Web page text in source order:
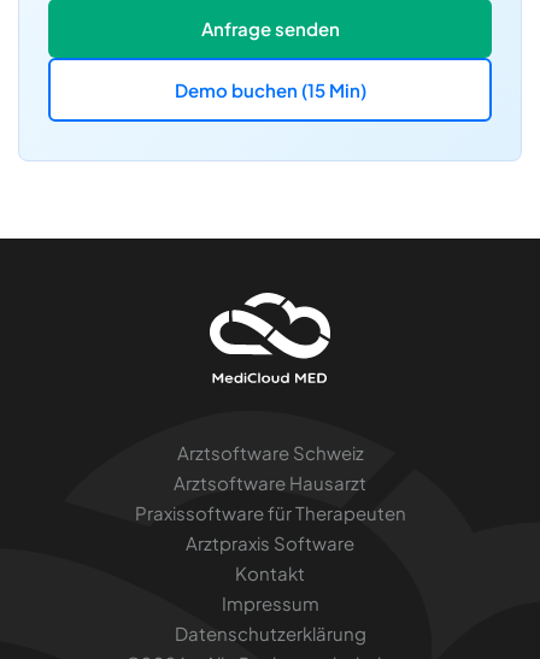
Anfrage senden
Demo buchen (15 Min)
Arztsoftware Schweiz
Arztsoftware Hausarzt
Praxissoftware für Therapeuten
Arztpraxis Software
Kontakt
Impressum
Datenschutzerklärung